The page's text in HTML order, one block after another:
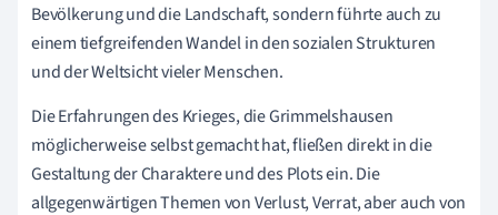
Bevölkerung und die Landschaft, sondern führte auch zu
einem tiefgreifenden Wandel in den sozialen Strukturen
und der Weltsicht vieler Menschen.
Die Erfahrungen des Krieges, die Grimmelshausen
möglicherweise selbst gemacht hat, fließen direkt in die
Gestaltung der Charaktere und des Plots ein. Die
allgegenwärtigen Themen von Verlust, Verrat, aber auch von